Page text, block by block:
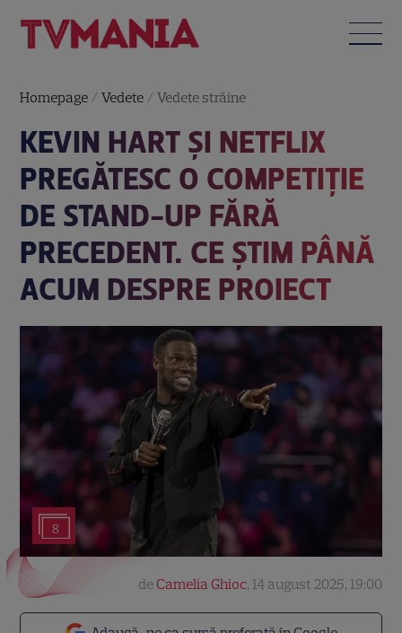
Homepage /Vedete /Vedete străine
KEVIN HART ȘI NETFLIX
PREGĂTESC O COMPETIȚIE
DE STAND-UP FĂRĂ
PRECEDENT. CE ȘTIM PÂNĂ
ACUM DESPRE PROIECT
8
de Camelia Ghioc, 14 august 2025, 19:00